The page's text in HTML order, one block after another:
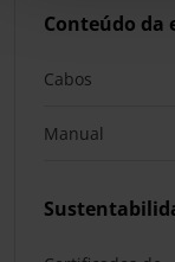
Conteúdo da
Cabos
Manual